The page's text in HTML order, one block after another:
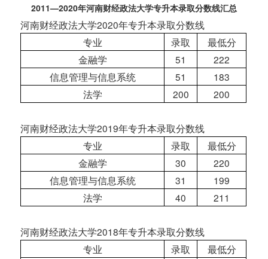
2011—2020年河南财经政法大学专升本录取分数线汇总
河南财经政法大学2020年专升本录取分数线
专业
录取
最低分
金融学
51
222
信息管理与信息系统
51
183
法学
200 200
河南财经政法大学2019年专升本录取分数线
专业
录取
最低分
金融学
30
220
信息管理与信息系统
31
199
法学
40 211
河南财经政法大学2018年专升本录取分数线
专业
录取
最低分